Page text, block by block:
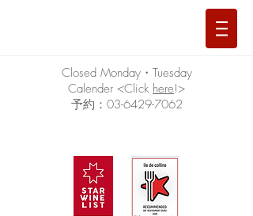
Closed Monday・Tuesday
Calender <Click here!>
予約：03-6429-7062